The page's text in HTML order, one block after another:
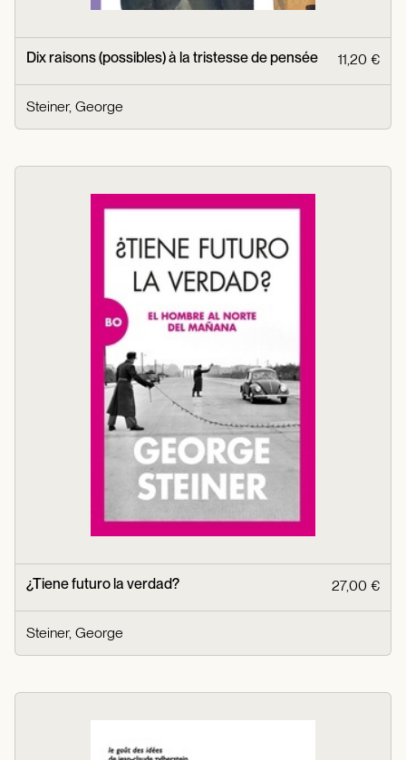
Dix raisons (possibles) à la tristesse de pensée 11,20 €
Steiner, George
¿Tiene futuro la verdad? 27,00 €
Steiner, George